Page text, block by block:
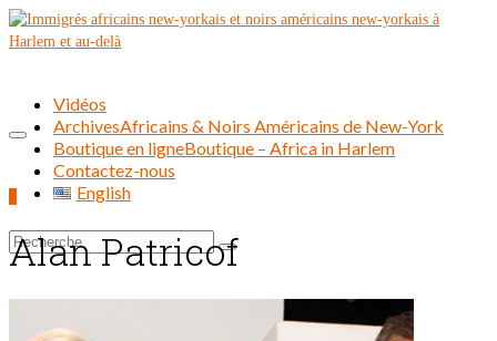
Rechercher :
Vidéos
ArchivesAfricains & Noirs Américains de New-York
Boutique en ligneBoutique – Africa in Harlem
Contactez-nous
English
Alan Patricof